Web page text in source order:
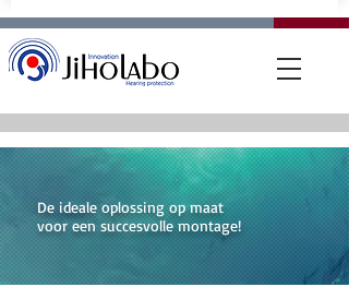
De ideale oplossing op maat
voor een succesvolle montage!